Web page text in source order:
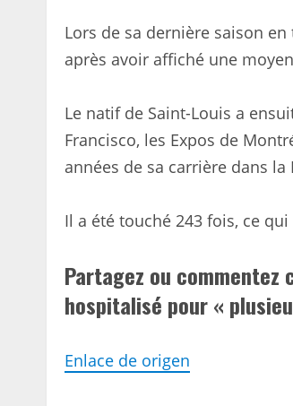
Lors de sa dernière saison
après avoir affiché une
Le natif de Saint-Louis a
Francisco, les Expos de
années de sa carrière dans la
Il a été touché 243 fois, ce
Partagez ou commentez
hospitalisé pour «
Enlace de origen